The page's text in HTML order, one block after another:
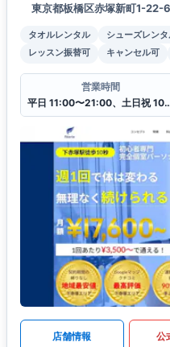
東京都板橋区赤塚新町1-22-
タオルレンタル シューズレン
レッスン振替可
キャンセル可
営業時間
平日 11:00〜21:00
店舗情報 公